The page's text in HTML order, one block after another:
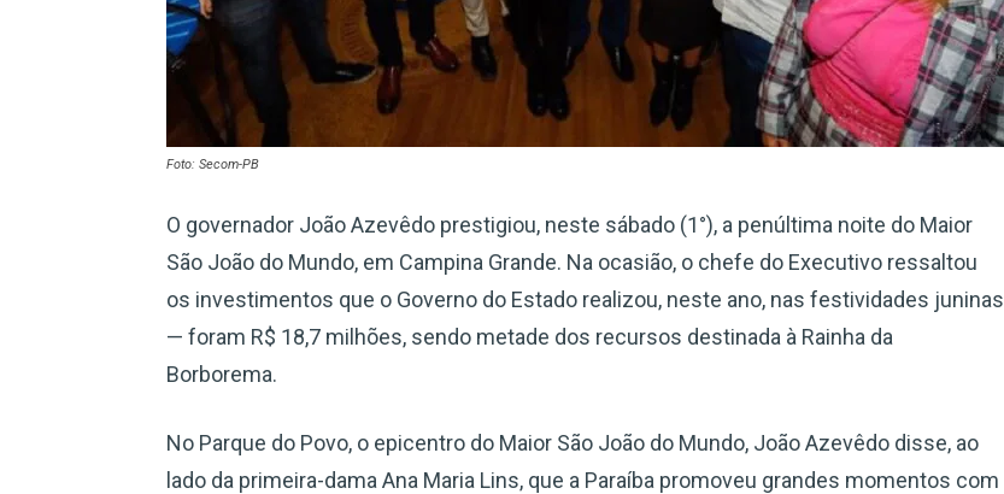
Foto: Secom-PB
O governador João Azevêdo prestigiou, neste sábado (1°), a penúltima noite do Maior
São João do Mundo, em Campina Grande. Na ocasião, o chefe do Executivo ressaltou
os investimentos que o Governo do Estado realizou, neste ano, nas festividades juninas
— foram R$ 18,7 milhões, sendo metade dos recursos destinada à Rainha da
Borborema.
No Parque do Povo, o epicentro do Maior São João do Mundo, João Azevêdo disse, ao
lado da primeira-dama Ana Maria Lins, que a Paraíba promoveu grandes momentos com